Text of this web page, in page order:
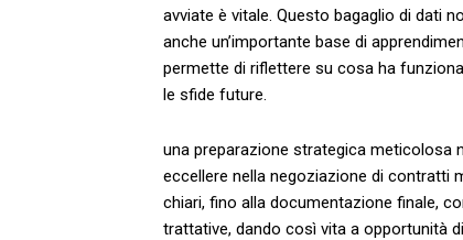
avviate è vitale. Questo bagaglio di ‍dati
⁢anche un’importante ‍base di
permette ⁤di ⁣riflettere su cosa ha​
le sfide future.
una preparazione ​strategica meticolosa
eccellere nella negoziazione di ⁤contratti⁣
chiari, fino alla documentazione finale,
trattative, dando così vita a opportunità